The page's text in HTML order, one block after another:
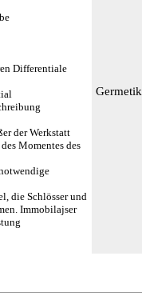
Differentiale
der Werkstatt
Momentes des
die Schlösser und
Immobilajser
Germetik